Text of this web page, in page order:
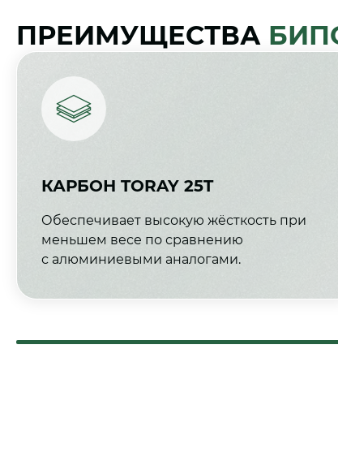
ПРЕИМУЩЕСТВА
КАРБОН TORAY 25T
Обеспечивает высокую жёсткость при
меньшем весе по сравнению
с алюминиевыми аналогами.